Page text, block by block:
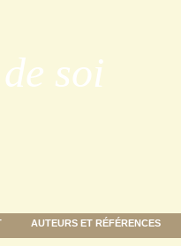
soi
AUTEURS ET RÉFÉRENCES